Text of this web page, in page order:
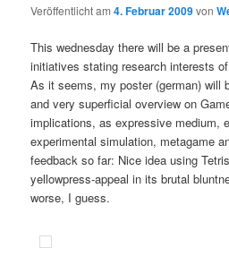
Veröffentlicht am4. Februar 2009von
This wednesday there will be a
initiatives stating research interests
As it seems, my poster (german) will
and very superficial overview on
implications, as expressive medium,
experimental simulation, metagame
feedback so far: Nice idea using
yellowpress-appeal in its brutal
worse, I guess.